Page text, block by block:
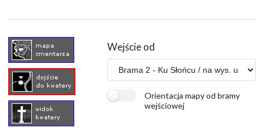
Wejście od
Orientacja mapy od bramy
wejściowej